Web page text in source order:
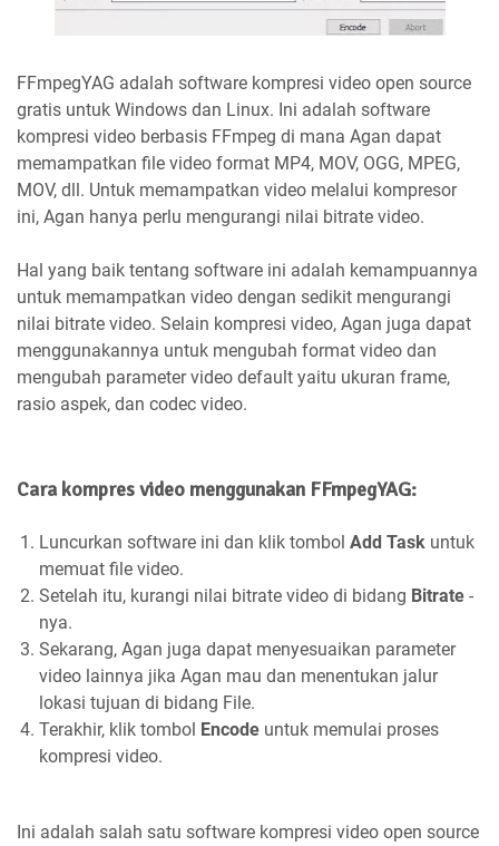
FFmpegYAG adalah software kompresi video open source
gratis untuk Windows dan Linux. Ini adalah software
kompresi video berbasis FFmpeg di mana Agan dapat
memampatkan file video format MP4, MOV, OGG, MPEG,
MOV, dll. Untuk memampatkan video melalui kompresor
ini, Agan hanya perlu mengurangi nilai bitrate video.
Hal yang baik tentang software ini adalah kemampuannya
untuk memampatkan video dengan sedikit mengurangi
nilai bitrate video. Selain kompresi video, Agan juga dapat
menggunakannya untuk mengubah format video dan
mengubah parameter video default yaitu ukuran frame,
rasio aspek, dan codec video.
Cara kompres video menggunakan FFmpegYAG:
Luncurkan software ini dan klik tombol Add Task untuk
memuat file video.
Setelah itu, kurangi nilai bitrate video di bidang Bitrate -
nya.
Sekarang, Agan juga dapat menyesuaikan parameter
video lainnya jika Agan mau dan menentukan jalur
lokasi tujuan di bidang File.
Terakhir, klik tombol Encode untuk memulai proses
kompresi video.
Ini adalah salah satu software kompresi video open source